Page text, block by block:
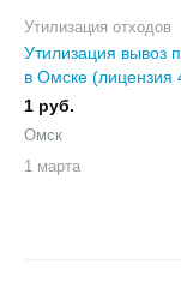
Утилизация отходов
Утилизация вывоз
в Омске (лицензия
1 руб.
Омск
1 марта